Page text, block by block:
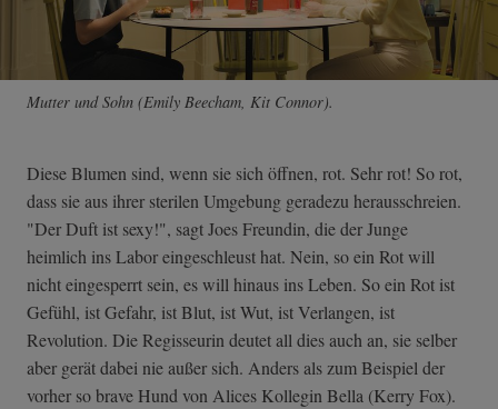
Mutter und Sohn (Emily Beecham, Kit Connor).
Diese Blumen sind, wenn sie sich öffnen, rot. Sehr rot! So rot,
dass sie aus ihrer sterilen Umgebung geradezu herausschreien.
"Der Duft ist sexy!", sagt Joes Freundin, die der Junge
heimlich ins Labor eingeschleust hat. Nein, so ein Rot will
nicht eingesperrt sein, es will hinaus ins Leben. So ein Rot ist
Gefühl, ist Gefahr, ist Blut, ist Wut, ist Verlangen, ist
Revolution. Die Regisseurin deutet all dies auch an, sie selber
aber gerät dabei nie außer sich. Anders als zum Beispiel der
vorher so brave Hund von Alices Kollegin Bella (Kerry Fox).